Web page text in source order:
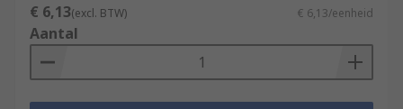
€ 6,13(excl. BTW) € 6,13/eenheid
Aantal